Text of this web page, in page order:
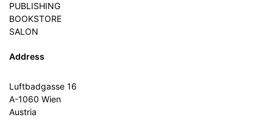
PUBLISHING
BOOKSTORE
SALON
Address
Luftbadgasse 16
A-1060 Wien
Austria